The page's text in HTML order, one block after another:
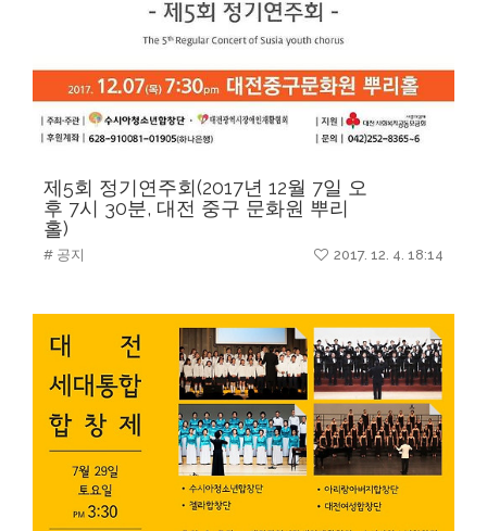
제5회 정기연주회(2017년 12월 7일 오
후 7시 30분, 대전 중구 문화원 뿌리
홀)
# 공지 2017. 12. 4. 18:14